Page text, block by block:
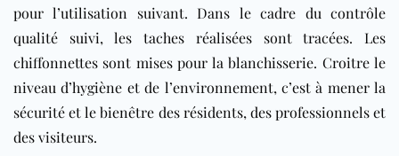
pour l’utilisation suivant. Dans le cadre du contrôle
qualité suivi, les taches réalisées sont tracées. Les
chiffonnettes sont mises pour la blanchisserie. Croitre le
niveau d’hygiène et de l’environnement, c’est à mener la
sécurité et le bienêtre des résidents, des professionnels et
des visiteurs.